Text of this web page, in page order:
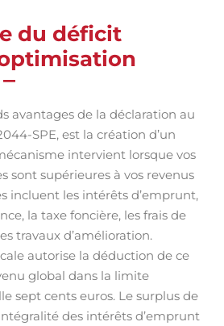
du déficit
avantages de la déclaration au
SPE, est la création d’un
intervient lorsque vos
sont supérieures à vos revenus
incluent les intérêts d’emprunt,
la taxe foncière, les frais de
travaux d’amélioration.
autorise la déduction de ce
global dans la limite
sept cents euros. Le surplus de
des intérêts d’emprunt